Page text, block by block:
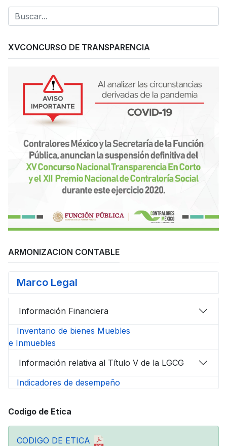
XVCONCURSO DE TRANSPARENCIA
ARMONIZACION CONTABLE
Marco Legal
Información Financiera
Inventario de bienes Muebles
e Inmuebles
Información relativa al Título V de la LGCG
Indicadores de desempeño
Codigo de Etica
CODIGO DE ETICA